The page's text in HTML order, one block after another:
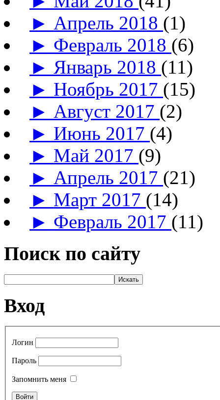
► Апрель 2018 (1)
► Февраль 2018 (6)
► Январь 2018 (11)
► Ноябрь 2017 (15)
► Август 2017 (2)
► Июнь 2017 (4)
► Май 2017 (9)
► Апрель 2017 (21)
► Март 2017 (14)
► Февраль 2017 (11)
Поиск по сайту
Вход
Логин
Пароль
Запомнить меня